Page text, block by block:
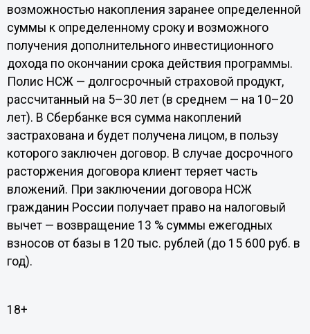
возможностью накопления заранее определенной
суммы к определенному сроку и возможного
получения дополнительного инвестиционного
дохода по окончании срока действия программы.
Полис НСЖ — долгосрочный страховой продукт,
рассчитанный на 5–30 лет (в среднем — на 10–20
лет). В Сбербанке вся сумма накоплений
застрахована и будет получена лицом, в пользу
которого заключен договор. В случае досрочного
расторжения договора клиент теряет часть
вложений. При заключении договора НСЖ
гражданин России получает право на налоговый
вычет — возвращение 13 % суммы ежегодных
взносов от базы в 120 тыс. рублей (до 15 600 руб. в
год).
18+